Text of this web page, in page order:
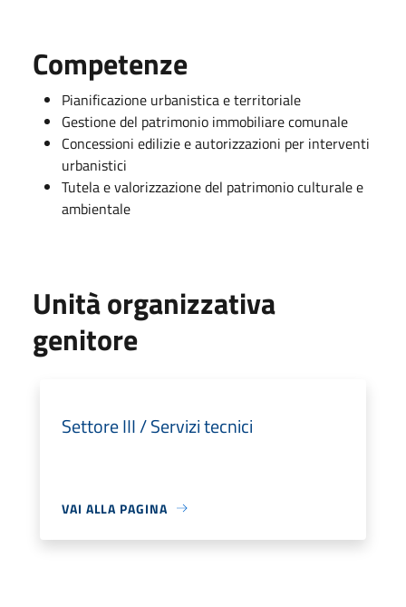
Competenze
Pianificazione urbanistica e territoriale
Gestione del patrimonio immobiliare comunale
Concessioni edilizie e autorizzazioni per interventi
urbanistici
Tutela e valorizzazione del patrimonio culturale e
ambientale
Unità organizzativa
genitore
Settore III / Servizi tecnici
VAI ALLA PAGINA